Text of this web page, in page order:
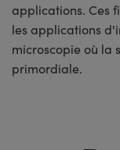
applications. Ces
les applications
microscopie où la
primordiale.